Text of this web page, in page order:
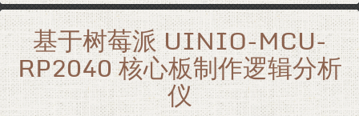
基于树莓派 UINIO-MCU-
RP2040 核心板制作逻辑分析
仪